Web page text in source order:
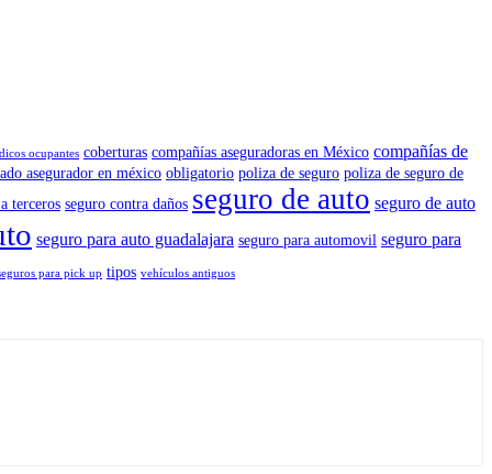
ocupantes coberturas compañías aseguradoras en México compañías de
asegurador en méxico obligatorio poliza de seguro poliza de seguro de
terceros seguro contra daños seguro de auto seguro de auto
seguro para auto guadalajara seguro para automovil seguro para
para pick up tipos vehículos antiguos